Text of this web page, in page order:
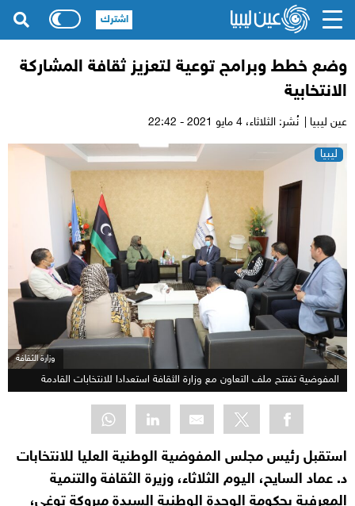
وضع خطط وبرامج توعية لتعزيز ثقافة المشاركة
الانتخابية
عين ليبيا | نُشر: الثلاثاء،
ليبيا
وزارة الثقافة
المفوضية تفتتح ملف التعاون مع وزارة الثقافة استعدادا للانتخابات القادمة
استقبل رئيس مجلس المفوضية الوطنية العليا للانتخابات
د. عماد السايح، اليوم الثلاثاء، وزيرة الثقافة والتنمية
المعرفية بحكومة الوحدة الوطنية السيدة مبروكة توغي،
اشترك